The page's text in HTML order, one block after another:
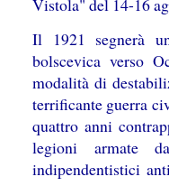
Vistola" del 14-16
Il 1921 segnerà
bolscevica verso
modalità di
terrificante guerra
quattro anni
legioni armate
indipendentistici